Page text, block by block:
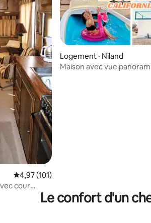
Note moyenne de 4,97 sur 5, 101
4,97 (101)
cour
Logement · Niland
Maison avec vue
Le confort d'un